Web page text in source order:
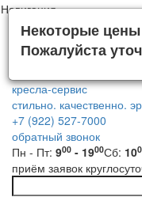
Навигация
кресла-сервис
стильно. качественно.
+7 (922) 527-7000
обратный звонок
Пн - Пт: 900 - 1900Сб: 10
приём заявок
Некоторые
Пожалуйста